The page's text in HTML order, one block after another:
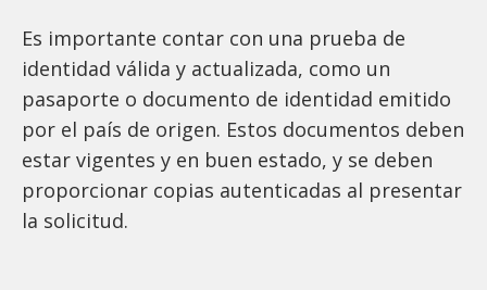
Es importante contar con una prueba de
identidad válida y actualizada, como un
pasaporte o documento de identidad emitido
por el país de origen. Estos documentos deben
estar vigentes y en buen estado, y se deben
proporcionar copias autenticadas al presentar
la solicitud.